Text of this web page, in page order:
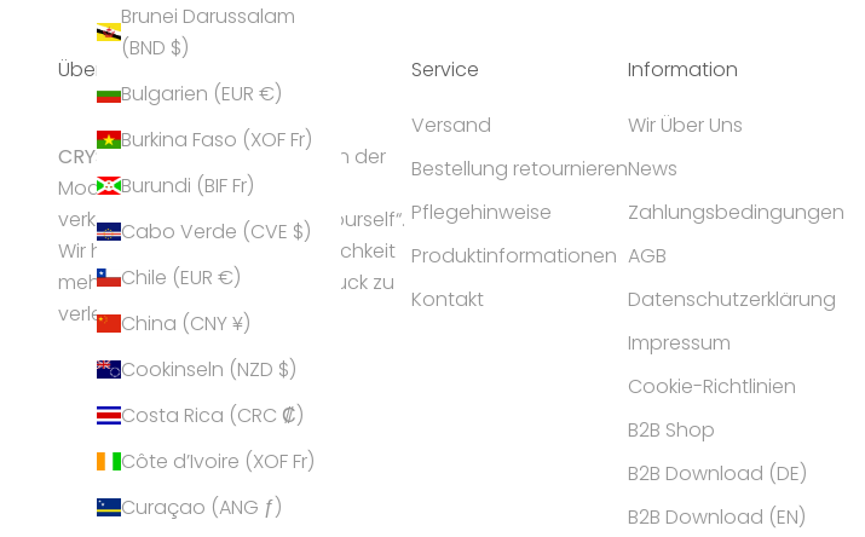
Brunei Darussalam
(BND $)
Bulgarien (EUR €)
Burkina Faso (XOF Fr)
Burundi (BIF Fr)
Cabo Verde (CVE $)
Chile (EUR €)
China (CNY ¥)
Cookinseln (NZD $)
Costa Rica (CRC ₡)
Côte d’Ivoire (XOF Fr)
Curaçao (ANG ƒ)
Über Uns
CRYSTALP gilt als Geheimtipp in der
Modeschmuck-Branche und
verkörpert die Idee „express yourself“.
Wir helfen Frauen ihrer Persönlichkeit
mehr Ausstrahlung und Ausdruck zu
verleihen.
Service
Versand
Bestellung retournieren
Pflegehinweise
Produktinformationen
Kontakt
Information
Wir Über Uns
News
Zahlungsbedingungen
AGB
Datenschutzerklärung
Impressum
Cookie-Richtlinien
B2B Shop
B2B Download (DE)
B2B Download (EN)